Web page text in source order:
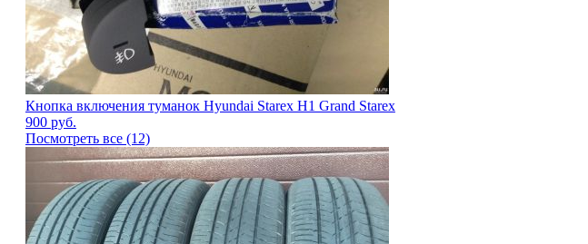
Кнопка включения туманок Hyundai Starex H1 Grand Starex
900 руб.
Посмотреть все (12)